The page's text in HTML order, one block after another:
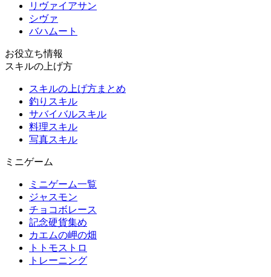
リヴァイアサン
シヴァ
バハムート
お役立ち情報
スキルの上げ方
スキルの上げ方まとめ
釣りスキル
サバイバルスキル
料理スキル
写真スキル
ミニゲーム
ミニゲーム一覧
ジャスモン
チョコボレース
記念硬貨集め
カエムの岬の畑
トトモストロ
トレーニング